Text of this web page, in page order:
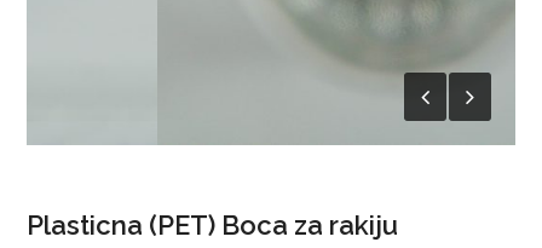
Plasticna (PET) Boca za rakiju